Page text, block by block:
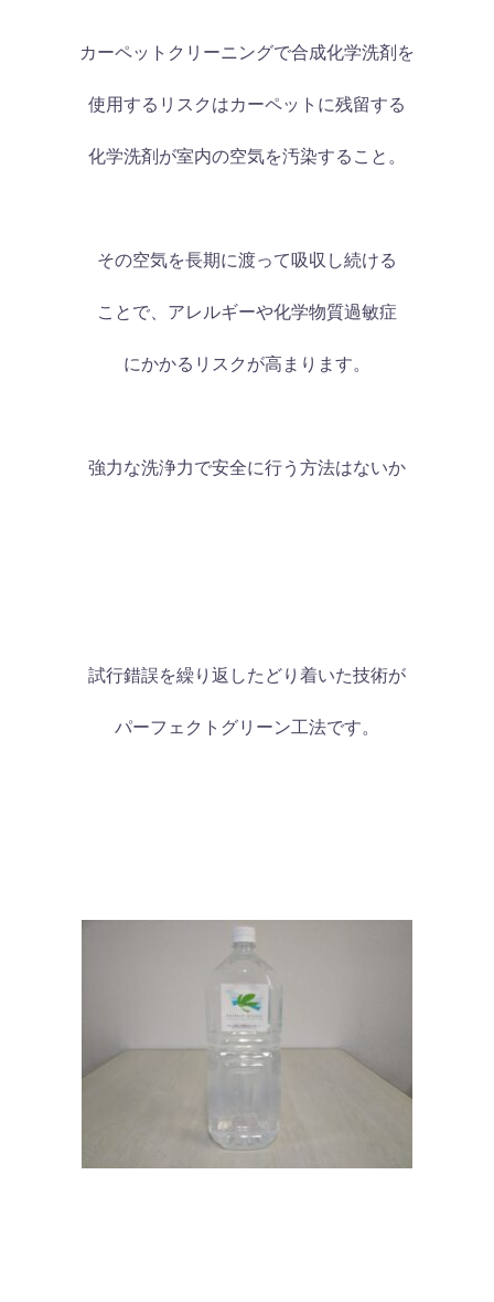
カーペットクリーニングで合成化学洗剤を
使用するリスクはカーペットに残留する
化学洗剤が室内の空気を汚染すること。
その空気を長期に渡って吸収し続ける
ことで、アレルギーや化学物質過敏症
にかかるリスクが高まります。
強力な洗浄力で安全に行う方法はないか
試行錯誤を繰り返したどり着いた技術が
パーフェクトグリーン工法です。